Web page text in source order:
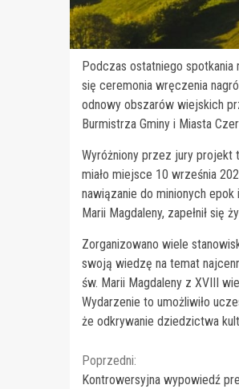
Podczas ostatniego spotkania
się ceremonia wręczenia
odnowy obszarów wiejskich
Burmistrza Gminy i Miasta
Wyróżniony przez jury projekt
miało miejsce 10 września
nawiązanie do minionych
Marii Magdaleny, zapełnił
Zorganizowano wiele
swoją wiedzę na temat
św. Marii Magdaleny z XVIII
Wydarzenie to umożliwiło
że odkrywanie dziedzictwa
Continue
Poprzedni:
Kontrowersyjna wypowiedź